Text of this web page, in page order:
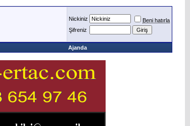
Nickiniz
Beni hatırla
Şifreniz
Ajanda